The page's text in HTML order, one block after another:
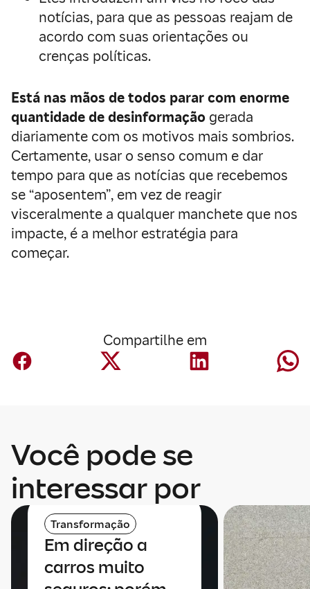
notícias, para que as pessoas reajam de
acordo com suas orientações ou
crenças políticas.
Está nas mãos de todos parar com enorme
quantidade de desinformação gerada
diariamente com os motivos mais sombrios.
Certamente, usar o senso comum e dar
tempo para que as notícias que recebemos
se “aposentem”, em vez de reagir
visceralmente a qualquer manchete que nos
impacte, é a melhor estratégia para
começar.
Compartilhe em
Você pode se
interessar por
Transformação
Em direção a
carros muito